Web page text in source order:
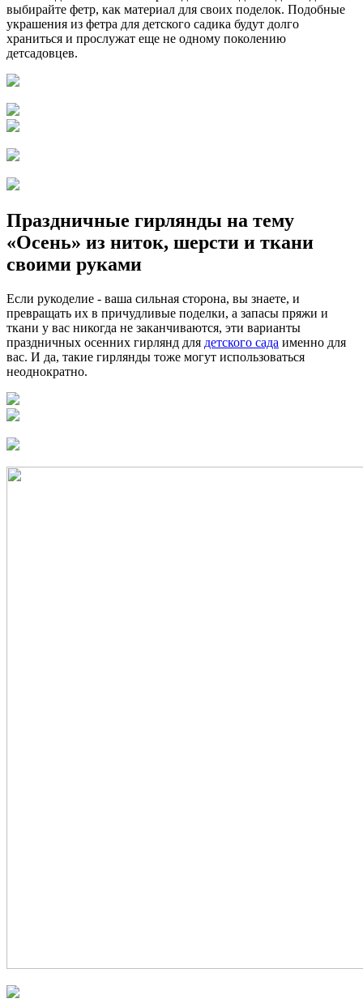
выбирайте фетр, как материал для своих поделок. Подобные
украшения из фетра для детского садика будут долго
храниться и прослужат еще не одному поколению
детсадовцев.
Праздничные гирлянды на тему
«Осень» из ниток, шерсти и ткани
своими руками
Если рукоделие - ваша сильная сторона, вы знаете, и
превращать их в причудливые поделки, а запасы пряжи и
ткани у вас никогда не заканчиваются, эти варианты
праздничных осенних гирлянд для детского сада именно для
вас. И да, такие гирлянды тоже могут использоваться
неоднократно.